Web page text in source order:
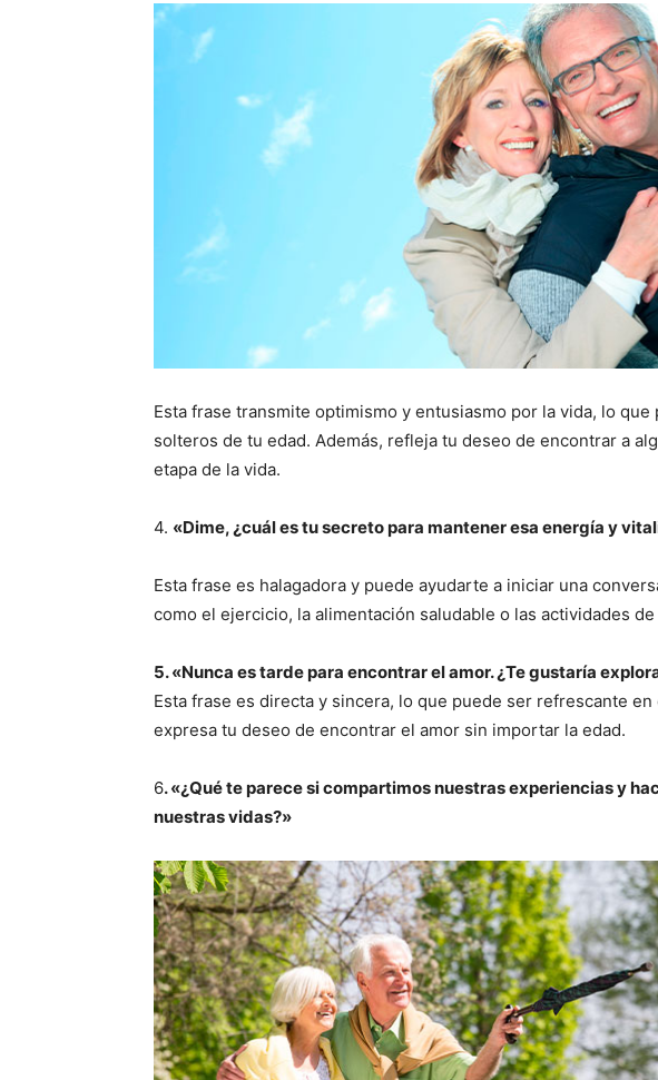
Esta frase transmite optimismo y entusiasmo por la vida, lo
solteros de tu edad. Además, refleja tu deseo de encontrar a
etapa de la vida.
4. «Dime, ¿cuál es tu secreto para mantener esa energía y
Esta frase es halagadora y puede ayudarte a iniciar una
como el ejercicio, la alimentación saludable o las actividades de
5. «Nunca es tarde para encontrar el amor. ¿Te gustaría
Esta frase es directa y sincera, lo que puede ser refrescante
expresa tu deseo de encontrar el amor sin importar la edad.
6. «¿Qué te parece si compartimos nuestras experiencias y
nuestras vidas?»